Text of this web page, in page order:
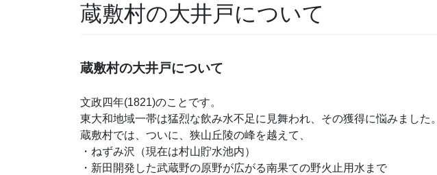
蔵敷村の大井戸について
蔵敷村の大井戸について
文政四年(1821)のことです。
東大和地域一帯は猛烈な飲み水不足に見舞われ、その獲得に悩みました。
蔵敷村では、ついに、狭山丘陵の峰を越えて、
・ねずみ沢（現在は村山貯水池内）
・新田開発した武蔵野の原野が広がる南果ての野火止用水まで